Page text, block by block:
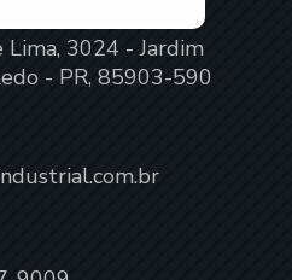
Lima, 3024 - Jardim
- PR, 85903-590